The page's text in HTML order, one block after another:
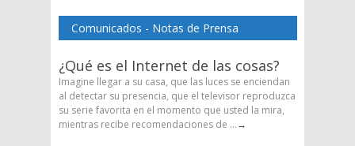
Comunicados - Notas de Prensa
¿Qué es el Internet de las cosas?
Imagine llegar a su casa, que las luces se enciendan
al detectar su presencia, que el televisor reproduzca
su serie favorita en el momento que usted la mira,
mientras recibe recomendaciones de ...→